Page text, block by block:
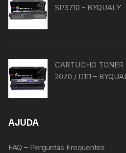
SP3710 - BYQUALY
CARTUCHO
2070 / D111 –
AJUDA
FAQ – Perguntas Frequentes